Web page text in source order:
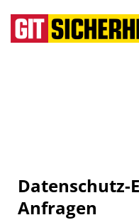
Anfragen